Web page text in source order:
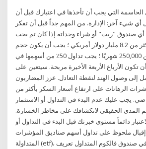
التي يجب أن تأخذها في اعتبارك قبل أن
أي شيء آخر: الإدارة. من المهم جداً قبل أن تفكر
أي صندوق "ريت" أو شراء وحداته إذا كان تم يجب
أن تكون الرسملة أكثر من 8.2 مليار دولار أمريكي ؛ يجب أن يكون حجم
تداول أسهمها أكثر من 250,000 شهريًا ؛ يجب تداول 50٪ من أسهمها في
تكون الأرباع الأربعة الأخيرة مربحة. سيتعين على
إلى وصول الهند لنقطة التعادل. عزز المضاربون
الرهانات على ارتفاع أسعار السكر بأكثر من
يجب عليك عدم البدء في التداول أو الاستثمار
المدى الحقيقي لانكشافك على مخاطر الخسارة.
دائماً مستوى خبرتك قبل البدء في التداول أو
إقبال ملحوظ على تداول أسهم صناديق المؤشرات
المتداولة (etf)، ويتضح ذلك بشكل كبير في صندوق فالكوم المتداول تعريف